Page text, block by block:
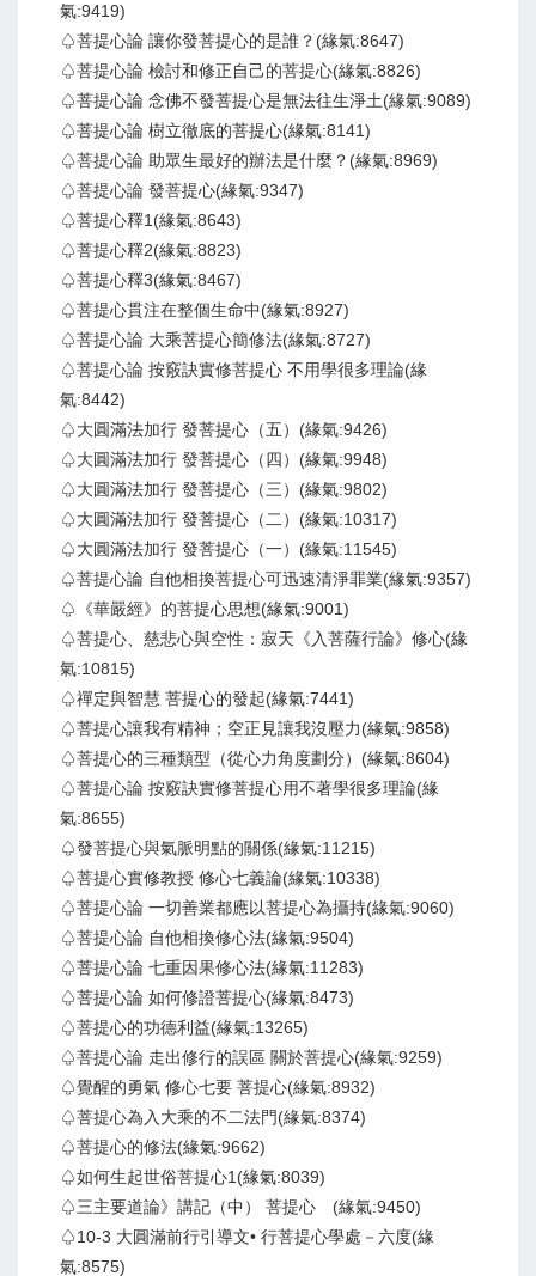
氣:9419)
♤菩提心論 讓你發菩提心的是誰？(緣氣:8647)
♤菩提心論 檢討和修正自己的菩提心(緣氣:8826)
♤菩提心論 念佛不發菩提心是無法往生淨土(緣氣:9089)
♤菩提心論 樹立徹底的菩提心(緣氣:8141)
♤菩提心論 助眾生最好的辦法是什麼？(緣氣:8969)
♤菩提心論 發菩提心(緣氣:9347)
♤菩提心釋1(緣氣:8643)
♤菩提心釋2(緣氣:8823)
♤菩提心釋3(緣氣:8467)
♤菩提心貫注在整個生命中(緣氣:8927)
♤菩提心論 大乘菩提心簡修法(緣氣:8727)
♤菩提心論 按竅訣實修菩提心 不用學很多理論(緣
氣:8442)
♤大圓滿法加行 發菩提心（五）(緣氣:9426)
♤大圓滿法加行 發菩提心（四）(緣氣:9948)
♤大圓滿法加行 發菩提心（三）(緣氣:9802)
♤大圓滿法加行 發菩提心（二）(緣氣:10317)
♤大圓滿法加行 發菩提心（一）(緣氣:11545)
♤菩提心論 自他相換菩提心可迅速清淨罪業(緣氣:9357)
♤《華嚴經》的菩提心思想(緣氣:9001)
♤菩提心、慈悲心與空性：寂天《入菩薩行論》修心(緣
氣:10815)
♤禪定與智慧 菩提心的發起(緣氣:7441)
♤菩提心讓我有精神；空正見讓我沒壓力(緣氣:9858)
♤菩提心的三種類型（從心力角度劃分）(緣氣:8604)
♤菩提心論 按竅訣實修菩提心用不著學很多理論(緣
氣:8655)
♤發菩提心與氣脈明點的關係(緣氣:11215)
♤菩提心實修教授 修心七義論(緣氣:10338)
♤菩提心論 一切善業都應以菩提心為攝持(緣氣:9060)
♤菩提心論 自他相換修心法(緣氣:9504)
♤菩提心論 七重因果修心法(緣氣:11283)
♤菩提心論 如何修證菩提心(緣氣:8473)
♤菩提心的功德利益(緣氣:13265)
♤菩提心論 走出修行的誤區 關於菩提心(緣氣:9259)
♤覺醒的勇氣 修心七要 菩提心(緣氣:8932)
♤菩提心為入大乘的不二法門(緣氣:8374)
♤菩提心的修法(緣氣:9662)
♤如何生起世俗菩提心1(緣氣:8039)
♤三主要道論》講記（中） 菩提心 (緣氣:9450)
♤10-3 大圓滿前行引導文• 行菩提心學處－六度(緣
氣:8575)